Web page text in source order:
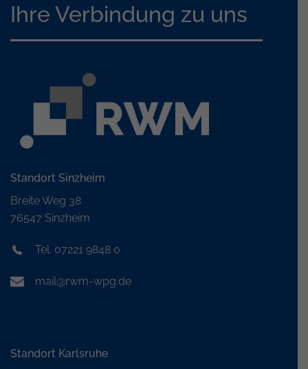
Ihre Verbindung zu uns
Standort Sinzheim
Breite Weg 38
76547 Sinzheim
Tel. 07221 9848 0
mail@rwm-wpg.de
Standort Karlsruhe